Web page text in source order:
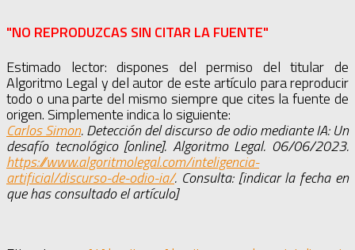
"NO REPRODUZCAS SIN CITAR LA FUENTE"
Estimado lector: dispones del permiso del titular de
Algoritmo Legal y del autor de este artículo para reproducir
todo o una parte del mismo siempre que cites la fuente de
origen. Simplemente indica lo siguiente:
Carlos Simon. Detección del discurso de odio mediante IA: Un
desafío tecnológico [online]. Algoritmo Legal. 06/06/2023.
https://www.algoritmolegal.com/inteligencia-
artificial/discurso-de-odio-ia/. Consulta: [indicar la fecha en
que has consultado el artículo]